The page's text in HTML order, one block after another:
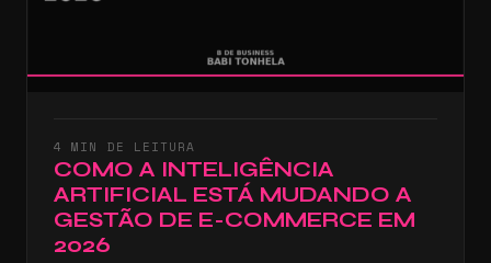
4 MIN DE LEITURA
COMO A INTELIGÊNCIA
ARTIFICIAL ESTÁ MUDANDO A
GESTÃO DE E-COMMERCE EM
2026